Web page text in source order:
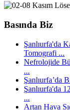
Basında Biz
Şanlıurfa'da
Tomografi ...
Nefrolojide
...
Şanlıurfa’da
Şanlıurfa'da
...
Artan Hava